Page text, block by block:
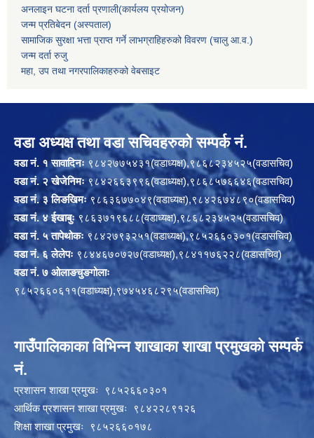
अनलाइन घटना दर्ता प्रणाली(कार्यलय प्रयोजन)
जन्म प्रतिबेदन (अस्पताल)
सामाजिक सुरक्षा भत्ता प्राप्त गर्ने लाभग्राहिहरुको विवरण (चालु आ.व.)
जन्म दर्ता रुजु
महा, उप तथा नगरपालिकाहरुको वेबसाइट
वडा अध्यक्ष तथा वडा सचिवहरुको सम्पर्क नं.
वडा नं. १ सावादिनः ९८४२७७५४३१(वडाध्यक्ष),९८६८२३४५२५(वडासचिव)
वडा नं. २ खेजेनिमः९८४२६६३९९६(वडाध्यक्ष),९८६८५७६६४६(वडासचिव)
वडा नं. ३ लिङखिमः९८६३६७७०४९(वडाध्यक्ष),९८४२६७४८९०(वडासचिव)
वडा नं. ४ ईखाबुः९८६३७१९६८८(वडाध्यक्ष),९८६८२३४५२५(वडासचिव)
वडा नं. ५ तापेथोकः ९८४२७९३२५१(वडाध्यक्ष),९८५२६६०३०१(वडासचिव)
वडा नं. ६ लेलेपः ९८४४६७०७२७(वडाध्यक्ष),९८४११७६२२८(वडासचिव)
वडा नं. ७ ओलाङचुङगोलाः
९८५२६६०६११(वडाध्यक्ष),९७४५४६८२९५(वडासचिव)
गाउँपालिकाका विभिन्न शाखाका शाखा प्रमुखको सम्पर्क
नं.
प्रशासन शाखा प्रमुखः ९८५२६६०३०१
आर्थिक प्रशासन शाखा प्रमुखः ९८४२२८९१२६
शिक्षा शाखा प्रमुखः ९८५२६६०१७८